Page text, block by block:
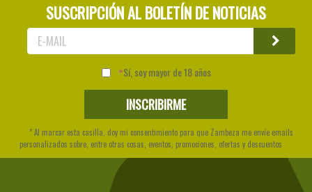
SUSCRIPCIÓN AL BOLETÍN DE NOTICIAS
Sí, soy mayor de 18 años
* Al marcar esta casilla, doy mi consentimiento para que Zambeza me envíe emails
personalizados sobre, entre otras cosas, eventos, promociones, ofertas y descuentos